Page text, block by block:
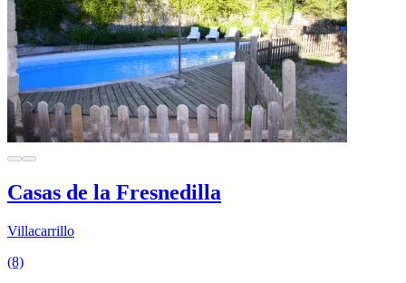
Casas de la Fresnedilla
Villacarrillo
(8)